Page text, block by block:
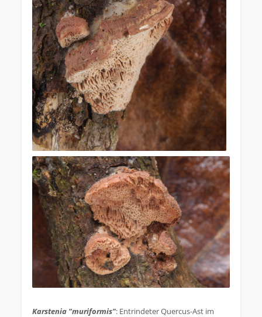
Karstenia "muriformis": Entrindeter Quercus-Ast im